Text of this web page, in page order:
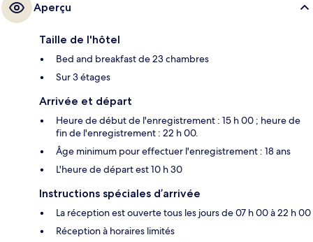
Aperçu
Taille de l'hôtel
Bed and breakfast de 23 chambres
Sur 3 étages
Arrivée et départ
Heure de début de l'enregistrement : 15 h 00 ; heure de
fin de l'enregistrement : 22 h 00.
Âge minimum pour effectuer l'enregistrement : 18 ans
L'heure de départ est 10 h 30
Instructions spéciales d’arrivée
La réception est ouverte tous les jours de 07 h 00 à 22 h 00
Réception à horaires limités